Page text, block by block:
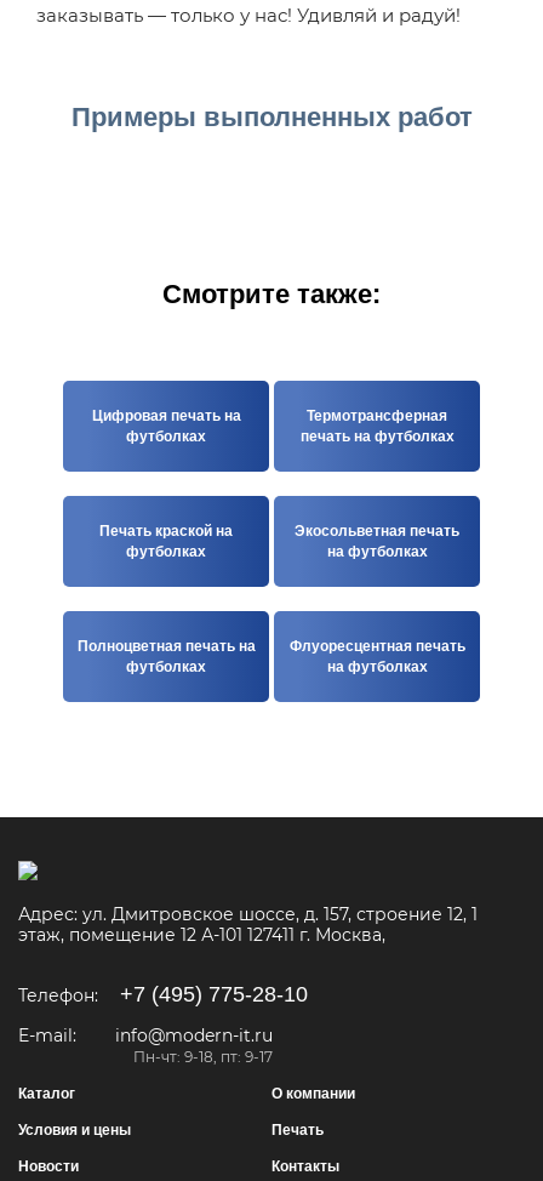
заказывать — только у нас! Удивляй и радуй!
Примеры выполненных работ
Смотрите также:
Цифровая печать на
футболках
Термотрансферная
печать на футболках
Печать краской на
футболках
Экосольветная печать
на футболках
Полноцветная печать на
футболках
Флуоресцентная печать
на футболках
Адрес: ул. Дмитровское шоссе, д. 157, строение 12, 1
этаж, помещение 12 А-101 127411 г. Москва,
Телефон: +7 (495) 775-28-10
E-mail: info@modern-it.ru
Пн-чт: 9-18, пт: 9-17
Каталог О компании
Условия и цены Печать
Новости Контакты